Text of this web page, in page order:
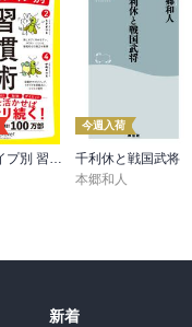
性格4タイプ別 習慣術
今週入荷
千利休と戦国武将
本郷和人
新着